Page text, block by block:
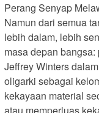
Perang Senyap
Namun dari semua
lebih dalam, lebih
masa depan
Jeffrey Winters
oligarki sebagai
kekayaan material